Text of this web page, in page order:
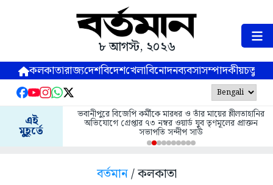
৮ আগস্ট, ২০২৬
কলকাতারাজ্যদেশবিদেশখেলাবিনোদনব্যবসাসম্পাদকীয়
এই
মুহূর্তে
ভবানীপুরে বিজেপি কর্মীকে মারধর ও তাঁর মায়ের শ্লীলতাহানির
অভিযোগে গ্রেপ্তার ৭৩ নম্বর ওয়ার্ড যুব তৃণমূলের প্রাক্তন
সভাপতি সন্দীপ সাউ
বর্তমান/ কলকাতা